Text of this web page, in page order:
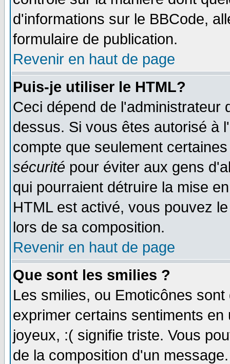
d'informations sur le BBCode,
formulaire de publication.
Revenir en haut de page
Puis-je utiliser le HTML?
Ceci dépend de l'administrateur
dessus. Si vous êtes autorisé à
compte que seulement
sécurité pour éviter aux gens
qui pourraient détruire la mise
HTML est activé, vous pouvez
lors de sa composition.
Revenir en haut de page
Que sont les smilies ?
Les smilies, ou Emoticônes
exprimer certains sentiments
joyeux, :( signifie triste. Vous
de la composition d'un